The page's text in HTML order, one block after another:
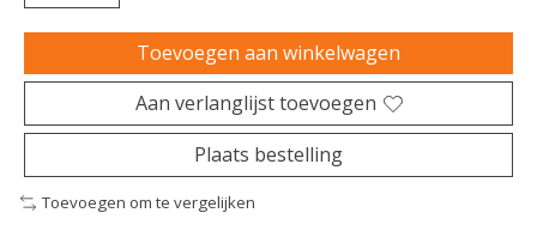
Toevoegen aan winkelwagen
Aan verlanglijst toevoegen
Plaats bestelling
Toevoegen om te vergelijken